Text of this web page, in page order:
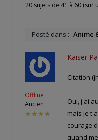
20 sujets de 41 à 60 (sur
Posté dans : Anime
Offline
Ancien
★★★★
Kaiser
Citation
Oui, j'ai
mais je
courage
quand